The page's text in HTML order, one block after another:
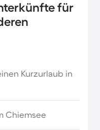
für
Kurzurlaub in
Chiemsee